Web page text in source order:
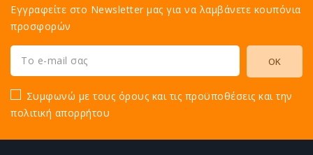
Εγγραφείτε στο Newsletter μας για να λαμβάνετε κουπόνια
προσφορών
Συμφωνώ με τους όρους και τις προϋποθέσεις και την
πολιτική απορρήτου